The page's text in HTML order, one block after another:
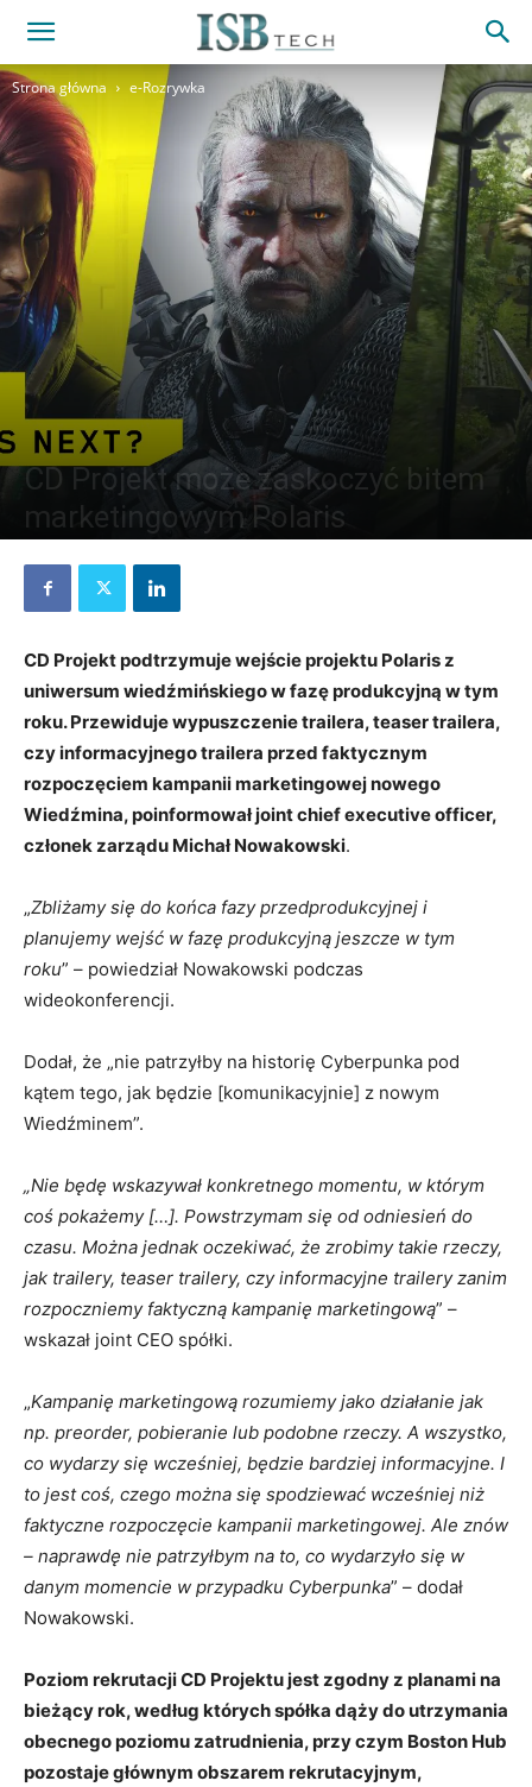
Strona główna e-Rozrywka
CD Projekt może zaskoczyć bitem
marketingowym Polaris
CD Projekt podtrzymuje wejście projektu Polaris z
uniwersum wiedźmińskiego w fazę produkcyjną w tym
roku. Przewiduje wypuszczenie trailera, teaser trailera,
czy informacyjnego trailera przed faktycznym
rozpoczęciem kampanii marketingowej nowego
Wiedźmina, poinformował joint chief executive officer,
członek zarządu Michał Nowakowski.
„Zbliżamy się do końca fazy przedprodukcyjnej i
planujemy wejść w fazę produkcyjną jeszcze w tym
roku” – powiedział Nowakowski podczas
wideokonferencji.
Dodał, że „nie patrzyłby na historię Cyberpunka pod
kątem tego, jak będzie [komunikacyjnie] z nowym
Wiedźminem”.
„Nie będę wskazywał konkretnego momentu, w którym
coś pokażemy […]. Powstrzymam się od odniesień do
czasu. Można jednak oczekiwać, że zrobimy takie rzeczy,
jak trailery, teaser trailery, czy informacyjne trailery zanim
rozpoczniemy faktyczną kampanię marketingową” –
wskazał joint CEO spółki.
„Kampanię marketingową rozumiemy jako działanie jak
np. preorder, pobieranie lub podobne rzeczy. A wszystko,
co wydarzy się wcześniej, będzie bardziej informacyjne. I
to jest coś, czego można się spodziewać wcześniej niż
faktyczne rozpoczęcie kampanii marketingowej. Ale znów
– naprawdę nie patrzyłbym na to, co wydarzyło się w
danym momencie w przypadku Cyberpunka” – dodał
Nowakowski.
Poziom rekrutacji CD Projektu jest zgodny z planami na
bieżący rok, według których spółka dąży do utrzymania
obecnego poziomu zatrudnienia, przy czym Boston Hub
pozostaje głównym obszarem rekrutacyjnym,